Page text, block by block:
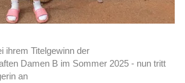
ihrem Titelgewinn der
Damen B im Sommer 2025 - nun tritt
an